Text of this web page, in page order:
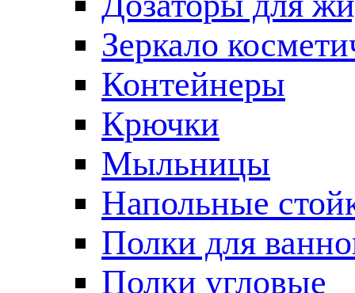
Зеркало
Контейнеры
Крючки
Мыльницы
Напольные
Полки для
Полки угловые